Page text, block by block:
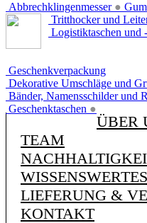
Abbrechklingenmesser ●
Tritthocker und
Logistiktaschen und
Geschenkverpackung
Dekorative Umschläge und
Bänder, Namensschilder und
Geschenktaschen ●
ÜBER
TEAM
WISSENSWERTES
LIEFERUNG &
KONTAKT